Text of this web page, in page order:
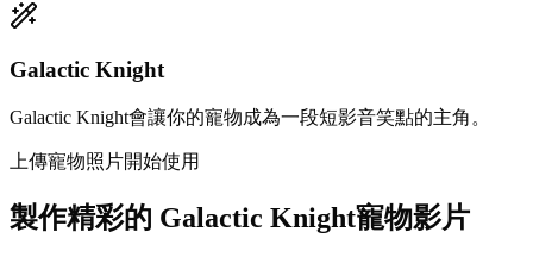
Galactic Knight
Galactic Knight會讓你的寵物成為一段短影音笑點的主角。
上傳寵物照片開始使用
製作精彩的 Galactic Knight寵物影片